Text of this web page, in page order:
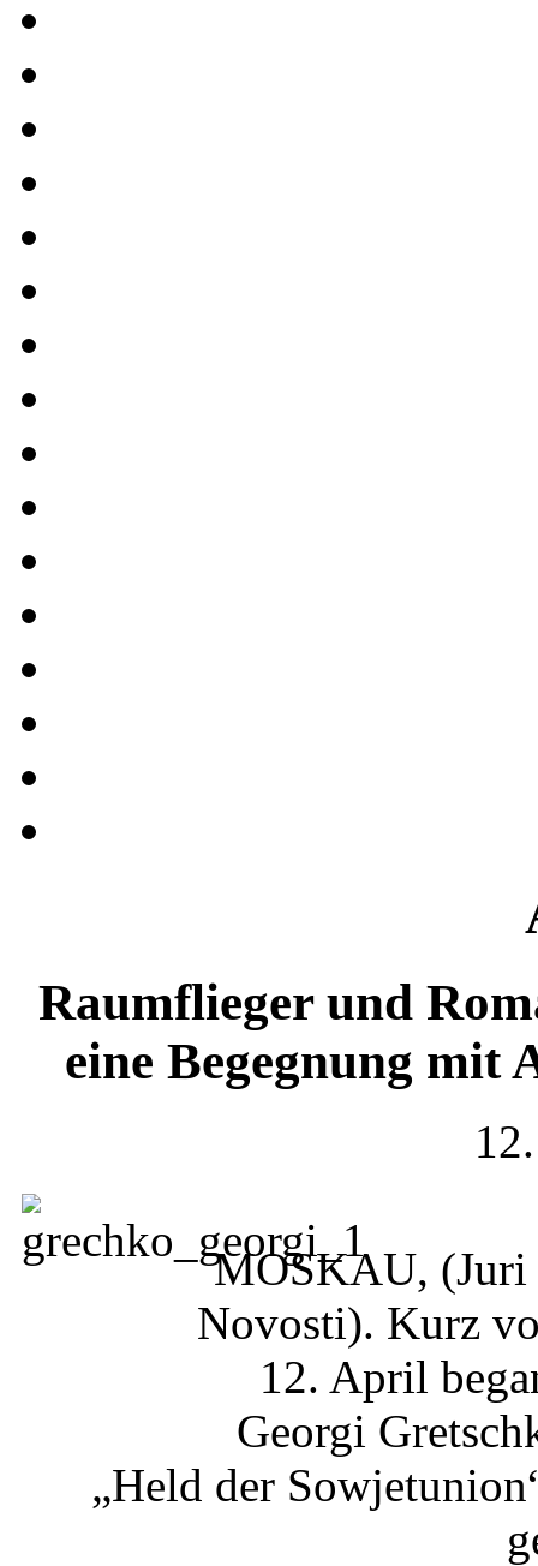
Raumflieger und
eine Begegnung mit
MOSKAU,
Novosti). Kurz
12. April
Georgi
„Held der